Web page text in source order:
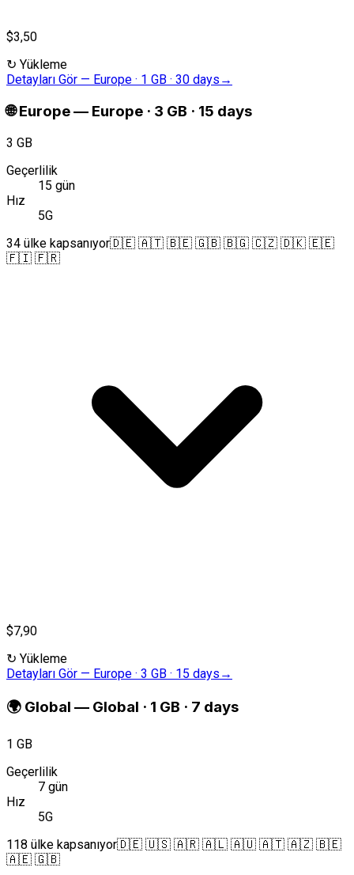
$3,50
↻ Yükleme
Detayları Gör — Europe · 1 GB · 30 days →
🌐 Europe— Europe · 3 GB · 15 days
3 GB
Geçerlilik
15 gün
Hız
5G
34 ülke kapsanıyor🇩🇪 🇦🇹 🇧🇪 🇬🇧 🇧🇬 🇨🇿 🇩🇰 🇪🇪
🇫🇮 🇫🇷
$7,90
↻ Yükleme
Detayları Gör — Europe · 3 GB · 15 days →
🌍 Global — Global · 1 GB · 7 days
1 GB
Geçerlilik
7 gün
Hız
5G
118 ülke kapsanıyor🇩🇪 🇺🇸 🇦🇷 🇦🇱 🇦🇺 🇦🇹 🇦🇿 🇧🇪
🇦🇪 🇬🇧